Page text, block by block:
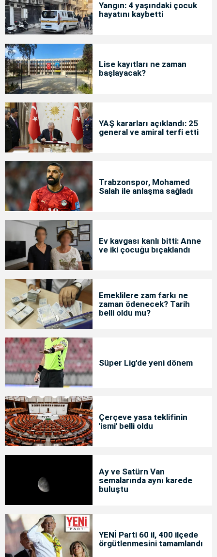
Yangın: 4 yaşındaki çocuk
hayatını kaybetti
Lise kayıtları ne zaman
başlayacak?
YAŞ kararları açıklandı: 25
general ve amiral terfi etti
Trabzonspor, Mohamed
Salah ile anlaşma sağladı
Ev kavgası kanlı bitti: Anne
ve iki çocuğu bıçaklandı
Emeklilere zam farkı ne
zaman ödenecek? Tarih
belli oldu mu?
Süper Lig'de yeni dönem
Çerçeve yasa teklifinin
'ismi' belli oldu
Ay ve Satürn Van
semalarında aynı karede
buluştu
YENİ Parti 60 il, 400 ilçede
örgütlenmesini tamamlandı